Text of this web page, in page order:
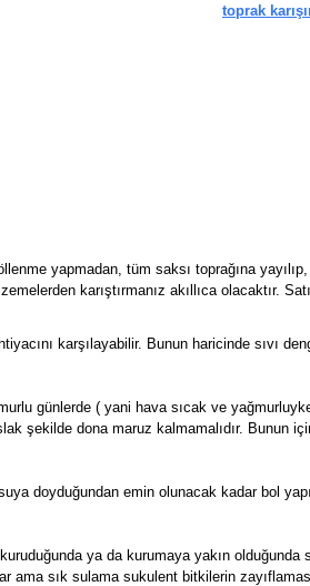
toprak
yapmadan, tüm saksı toprağına yayılıp,
karıştırmanız akıllıca olacaktır.
karşılayabilir. Bunun haricinde sıvı
günlerde ( yani hava sıcak ve
şekilde dona maruz kalmamalıdır. Bunun
doyduğundan emin olunacak kadar bol
ya da kurumaya yakın olduğunda
sık sulama sukulent bitkilerin